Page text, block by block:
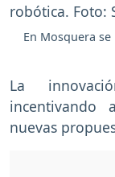
En Mosquera
La
incentivando
nuevas